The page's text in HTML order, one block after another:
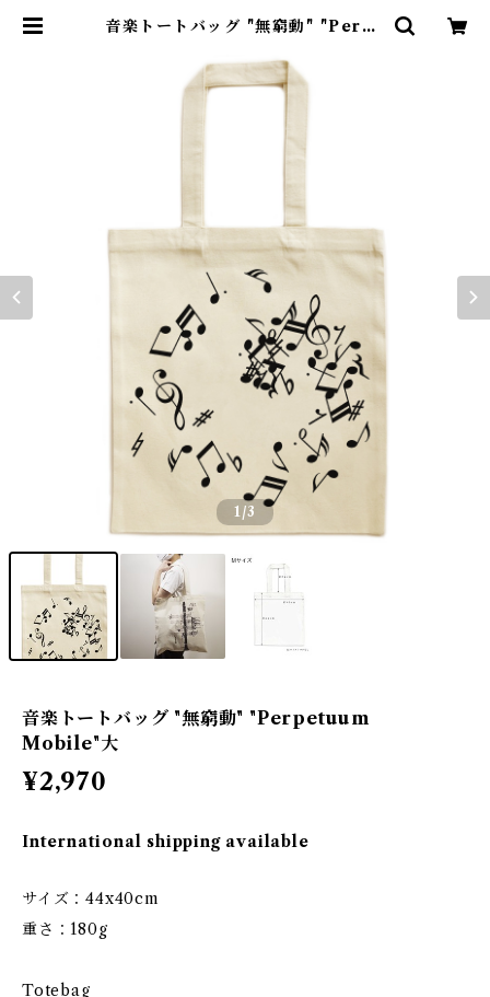
音楽トートバッグ "無窮動" "Perpe
手捺染×音楽～
1/3
音楽トートバッグ "無窮動" "Perpetuum
Mobile"大
¥2,970
International shipping available
サイズ：44x40cm
重さ：180g
Totebag